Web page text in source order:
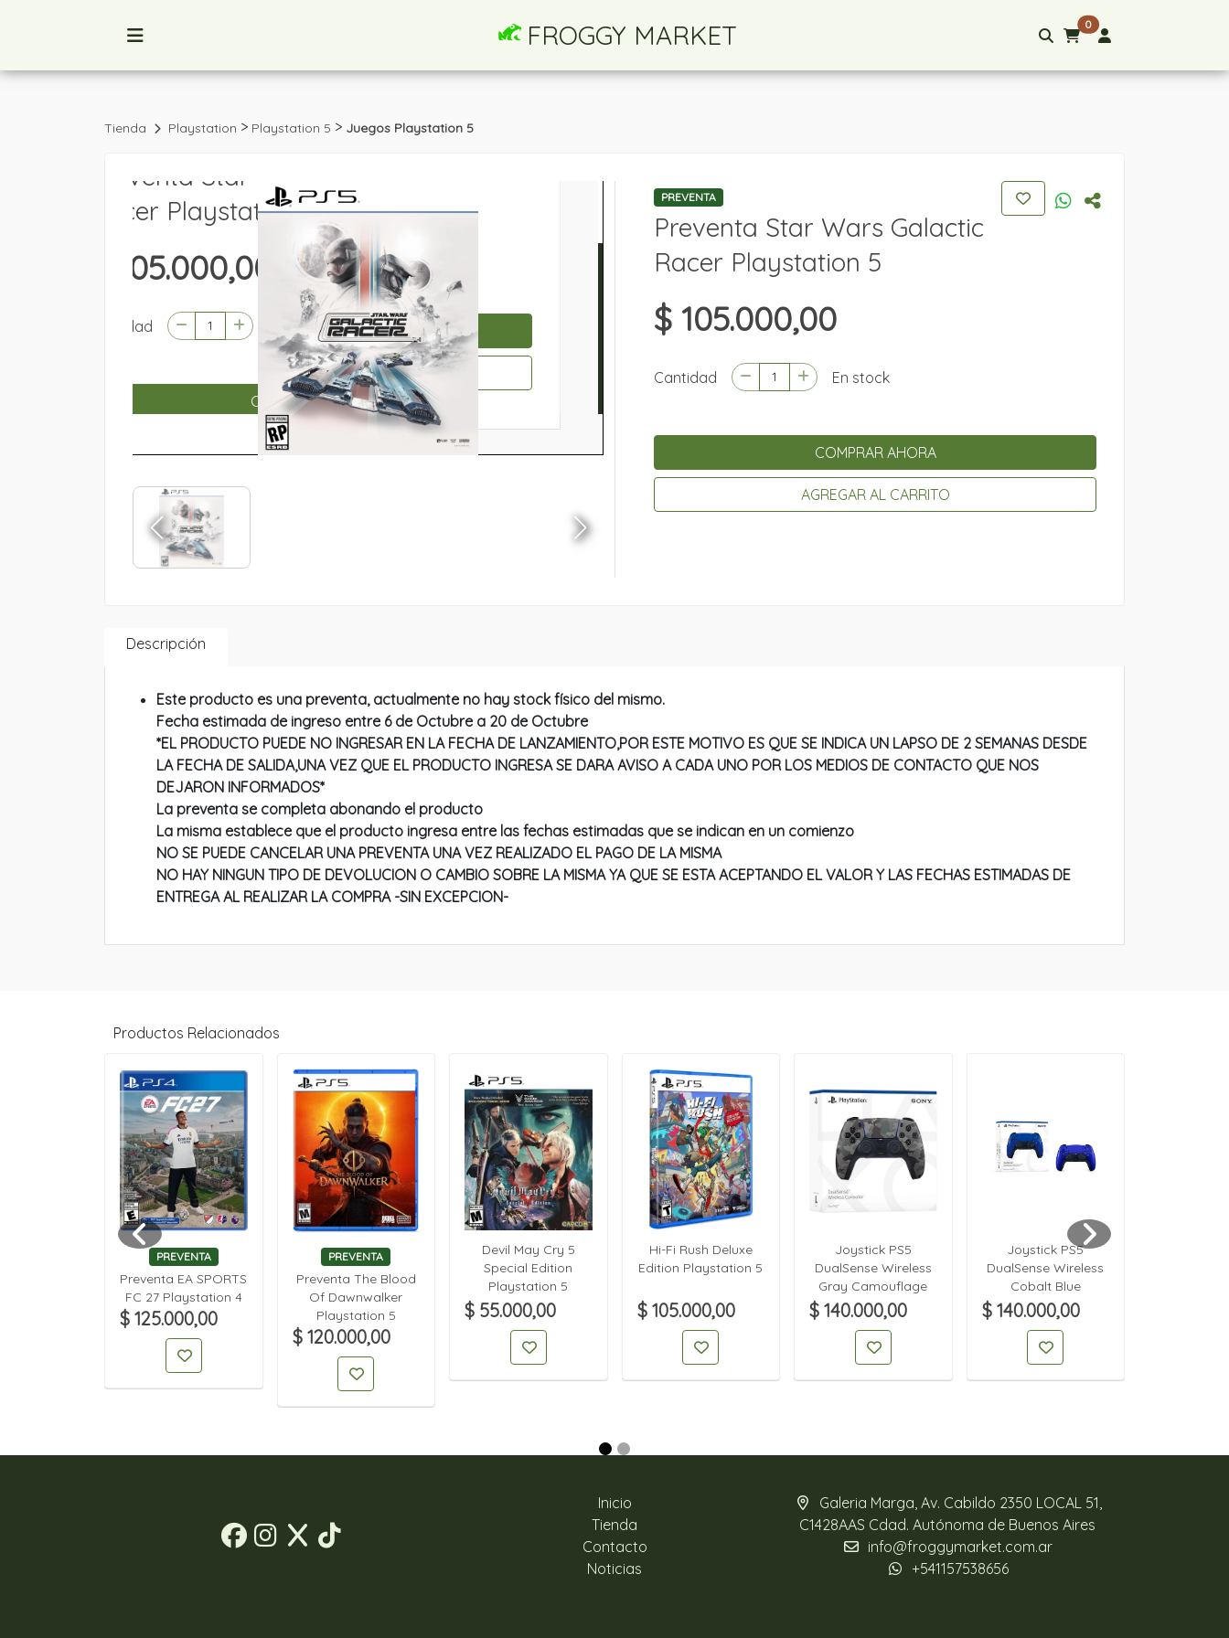
FROGGY MARKET 0
Tienda Playstation > Playstation 5 > Juegos Playstation 5
PREVENTA
Preventa Star Wars Galactic
Racer Playstation 5
$ 105.000,00
Cantidad En stock
COMPRAR AHORA
AGREGAR AL CARRITO
Descripción
Este producto es una preventa, actualmente no hay stock físico del mismo.
Fecha estimada de ingreso entre 6 de Octubre a 20 de Octubre
*EL PRODUCTO PUEDE NO INGRESAR EN LA FECHA DE LANZAMIENTO,POR ESTE MOTIVO ES QUE SE INDICA UN LAPSO DE 2 SEMANAS DESDE
LA FECHA DE SALIDA,UNA VEZ QUE EL PRODUCTO INGRESA SE DARA AVISO A CADA UNO POR LOS MEDIOS DE CONTACTO QUE NOS
DEJARON INFORMADOS*
La preventa se completa abonando el producto
La misma establece que el producto ingresa entre las fechas estimadas que se indican en un comienzo
NO SE PUEDE CANCELAR UNA PREVENTA UNA VEZ REALIZADO EL PAGO DE LA MISMA
NO HAY NINGUN TIPO DE DEVOLUCION O CAMBIO SOBRE LA MISMA YA QUE SE ESTA ACEPTANDO EL VALOR Y LAS FECHAS ESTIMADAS DE
ENTREGA AL REALIZAR LA COMPRA -SIN EXCEPCION-
Productos Relacionados
PREVENTA
Preventa EA SPORTS
FC 27 Playstation 4
$ 125.000,00
PREVENTA
Preventa The Blood
Of Dawnwalker
Playstation 5
$ 120.000,00
Devil May Cry 5
Special Edition
Playstation 5
$ 55.000,00
Hi-Fi Rush Deluxe
Edition Playstation 5
$ 105.000,00
Joystick PS5
DualSense Wireless
Gray Camouflage
$ 140.000,00
Joystick PS5
DualSense Wireless
Cobalt Blue
$ 140.000,00
Inicio
Tienda
Contacto
Noticias
Galeria Marga, Av. Cabildo 2350 LOCAL 51,
C1428AAS Cdad. Autónoma de Buenos Aires
info@froggymarket.com.ar
+541157538656